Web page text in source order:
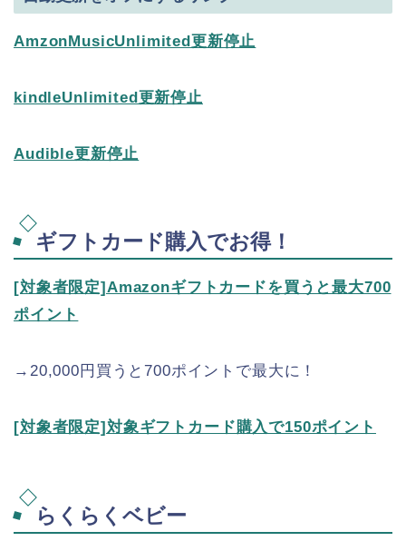
AmzonMusicUnlimited更新停止
kindleUnlimited更新停止
Audible更新停止
ギフトカード購入でお得！
[対象者限定]Amazonギフトカードを買うと最大700
ポイント
→20,000円買うと700ポイントで最大に！
[対象者限定]対象ギフトカード購入で150ポイント
らくらくベビー